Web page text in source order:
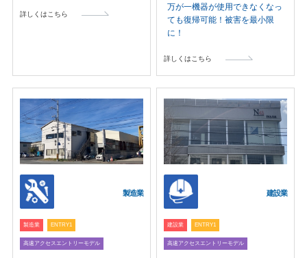
詳しくはこちら
万が一機器が使用できなくなっ
ても復帰可能！被害を最小限
に！
詳しくはこちら
製造業
製造業 ENTRY1
高速アクセスエントリーモデル
建設業
建設業 ENTRY1
高速アクセスエントリーモデル